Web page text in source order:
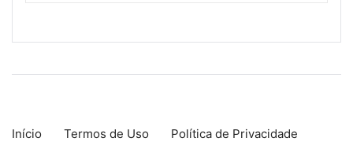
Início Termos de Uso Política de Privacidade